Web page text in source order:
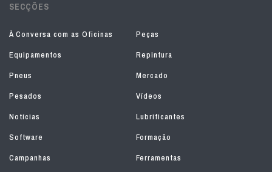
SECÇÕES
À Conversa com as Oficinas
Peças
Equipamentos
Repintura
Pneus
Mercado
Pesados
Vídeos
Notícias
Lubrificantes
Software
Formação
Campanhas
Ferramentas